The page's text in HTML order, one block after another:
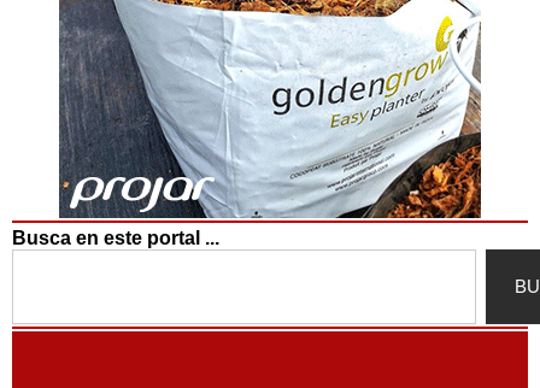
Busca en este portal ...